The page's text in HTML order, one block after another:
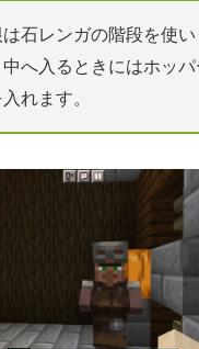
は石レンガの階段を使い
中へ入るときにはホッパ
れます。